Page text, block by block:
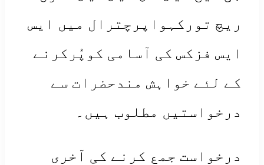
تورکہواپرچترال میں ایس
فزکس کی آسامی کوپُرکرنے
لئے خواہش مندحضرات سے
مطلوب ہیں۔
جمع کرنے کی آخری